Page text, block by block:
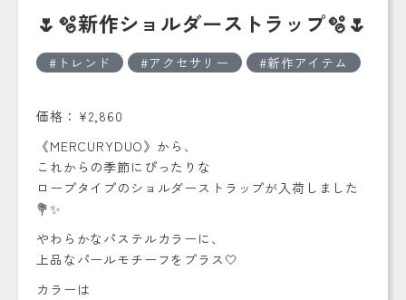
🌷🫧新作ショルダーストラップ🫧🌷
トレンド アクセサリー 新作アイテム
価格：¥2,860
《MERCURYDUO》から、
これからの季節にぴったりな
ロープタイプのショルダーストラップが入荷しました
💐✨
やわらかなパステルカラーに、
上品なパールモチーフをプラス🤍
カラーは